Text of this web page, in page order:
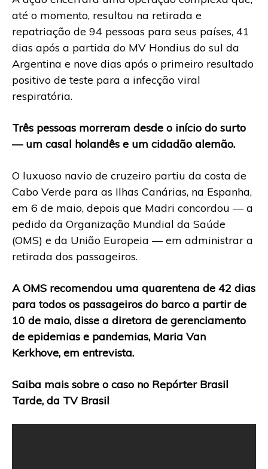
até o momento, resultou na retirada e
repatriação de 94 pessoas para seus países, 41
dias após a partida do MV Hondius do sul da
Argentina e nove dias após o primeiro resultado
positivo de teste para a infecção viral
respiratória.
Três pessoas morreram desde o início do surto
— um casal holandês e um cidadão alemão.
O luxuoso navio de cruzeiro partiu da costa de
Cabo Verde para as Ilhas Canárias, na Espanha,
em 6 de maio, depois que Madri concordou — a
pedido da Organização Mundial da Saúde
(OMS) e da União Europeia — em administrar a
retirada dos passageiros.
A OMS recomendou uma quarentena de 42 dias
para todos os passageiros do barco a partir de
10 de maio, disse a diretora de gerenciamento
de epidemias e pandemias, Maria Van
Kerkhove, em entrevista.
Saiba mais sobre o caso no Repórter Brasil
Tarde, da TV Brasil